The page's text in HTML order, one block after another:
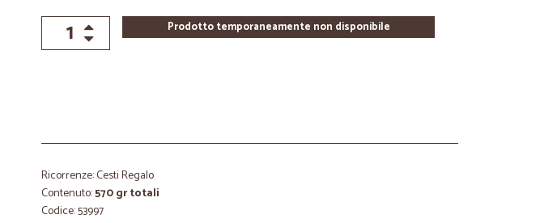
Prodotto temporaneamente non disponibile
Ricorrenze: Cesti Regalo
Contenuto:570 gr totali
Codice: 53997